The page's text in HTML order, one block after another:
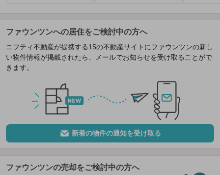
ファウンツンへの居住をご検討中の方へ
ニフティ不動産が提携する15の不動産サイトにファウンツンの新し
い物件情報が掲載されたら、メールでお知らせを受け取ることがで
きます。
新着の物件の通知を受け取る
ファウンツンの売却をご検討中の方へ